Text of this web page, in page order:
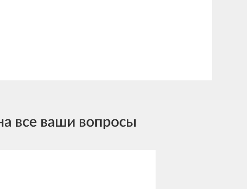
все ваши вопросы